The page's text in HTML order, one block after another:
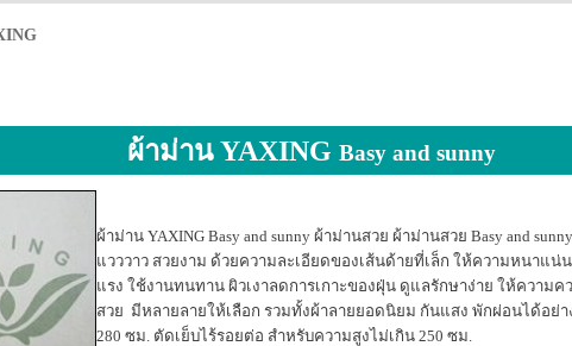
ผ้าม่าน YAXING Basy and sunny
ผ้าม่าน YAXING Basy and sunny ผ้าม่านสวย ผ้าม่านสวย Basy and
แวววาว สวยงาม ด้วยความละเอียดของเส้นด้ายที่เล็ก ให้ความหนาแน่
แรง ใช้งานทนทาน ผิวเงาลดการเกาะของฝุ่น ดูแลรักษาง่าย ให้ความค
สวย มีหลายลายให้เลือก รวมทั้งผ้าลายยอดนิยม กันแสง พักผ่อนได้อย่า
280 ซม. ตัดเย็บไร้รอยต่อ สำหรับความสูงไม่เกิน 250 ซม.